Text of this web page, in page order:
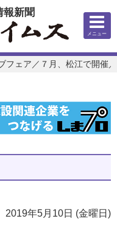
報新聞
メニュー
フェア／７月、松江で開催
2019年5月10日 (金曜日)